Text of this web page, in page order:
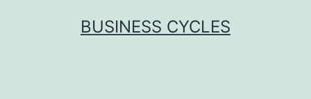
BUSINESS CYCLES